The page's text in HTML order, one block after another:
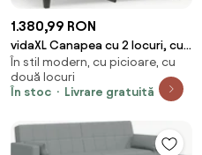
1.380,99 RON
vidaXL Canapea cu 2 locuri, cu
perne, gri, 120 cm, microfibră
În stil modern, cu picioare, cu
două locuri
În stoc
Livrare gratuită